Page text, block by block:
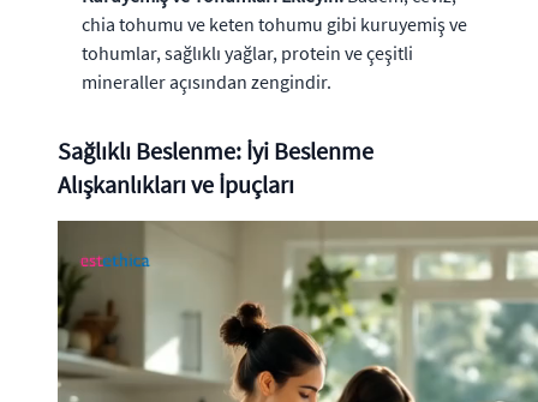
chia tohumu ve keten tohumu gibi kuruyemiş ve
tohumlar, sağlıklı yağlar, protein ve çeşitli
mineraller açısından zengindir.
Sağlıklı Beslenme: İyi Beslenme
Alışkanlıkları ve İpuçları